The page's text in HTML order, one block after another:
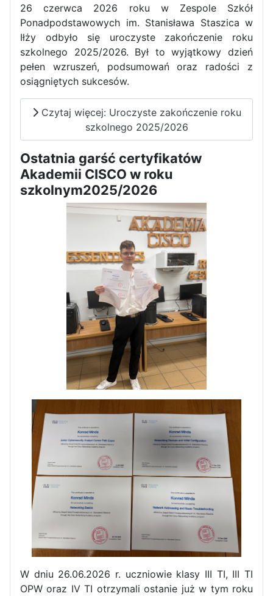
Zawody Sportowo – Obronne
klas OPW
Apel z okazji 235-tej rocznicy
uchwalenia Konstytucji 3 Maja
Dni Otwarte w „Staszicu” za
Informatycy zapraszają do
Staszica w Iłży!
Zakończenie roku maturzystów
26 czerwca 2026 roku w Zespole Szkół
Ponadpodstawowych im. Stanisława Staszica w
Iłży odbyło się uroczyste zakończenie roku
szkolnego 2025/2026. Był to wyjątkowy dzień
pełen wzruszeń, podsumowań oraz radości z
osiągniętych sukcesów.
Czytaj więcej: Uroczyste zakończenie roku
szkolnego 2025/2026
Ostatnia garść certyfikatów
Akademii CISCO w roku
szkolnym2025/2026
W dniu 26.06.2026 r. uczniowie klasy III TI, III TI
OPW oraz IV TI otrzymali ostanie już w tym roku